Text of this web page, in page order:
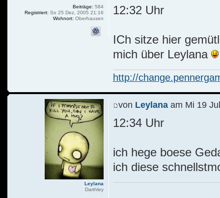
12:32 Uhr
ICh sitze hier
mich über Leylana
http://
Beiträge: 584
Registriert: So 25 Dez, 2005 21:16
Wohnort: Oberhausen
von Leylanaam Mi 19
12:34 Uhr
ich hege boese
ich diese
Leylana
Darthley